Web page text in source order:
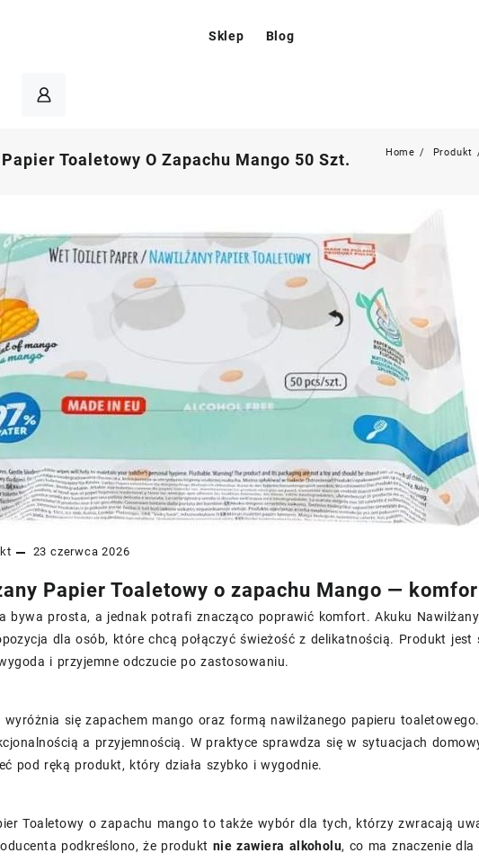
Sklep Blog
Toaletowy O Zapachu Mango 50 Szt. Home Produkt
23 czerwca 2026
Papier Toaletowy o zapachu Mango —
bywa prosta, a jednak potrafi znacząco poprawić komfort. Akuku
dla osób, które chcą połączyć świeżość z delikatnością. Produkt jest
i przyjemne odczucie po zastosowaniu.
wyróżnia się zapachem mango oraz formą nawilżanego papieru
a przyjemnością. W praktyce sprawdza się w sytuacjach
pod ręką produkt, który działa szybko i wygodnie.
Toaletowy o zapachu mango to także wybór dla tych, którzy zwracają
podkreślono, że produkt nie zawiera alkoholu, co ma znaczenie